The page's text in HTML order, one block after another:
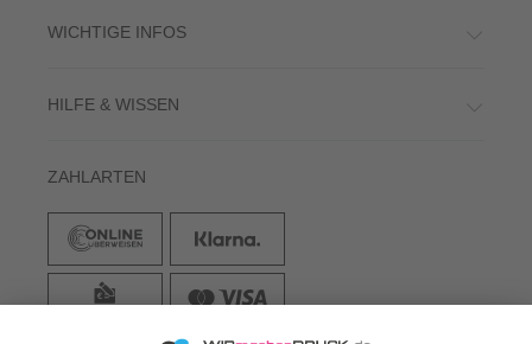
WICHTIGE INFOS
HILFE & WISSEN
ZAHLARTEN